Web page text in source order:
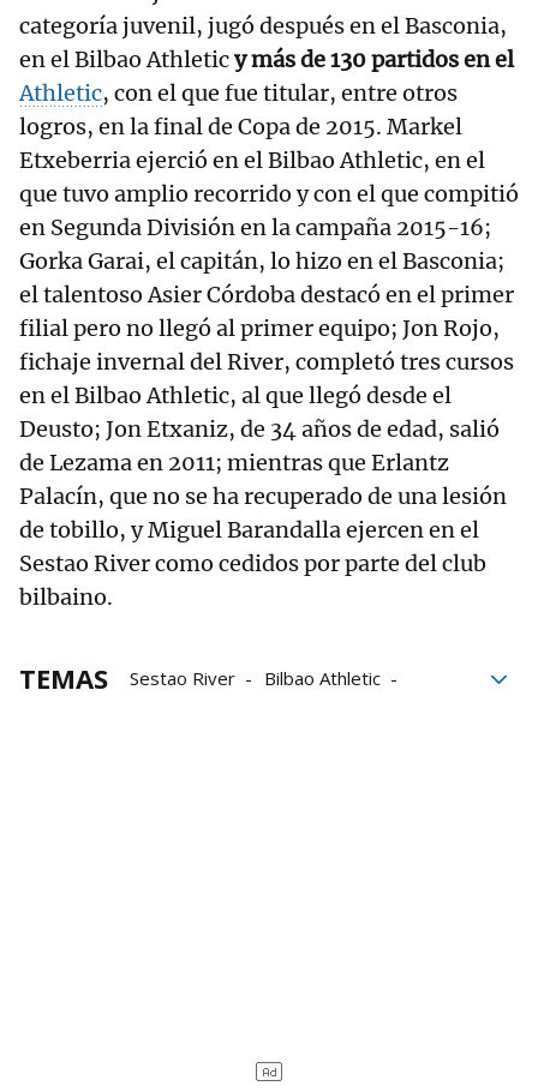
categoría juvenil, jugó después en el Basconia,
en el Bilbao Athleticy más de 130 partidos en el
Athletic, con el que fue titular, entre otros
logros, en la final de Copa de 2015. Markel
Etxeberria ejerció en el Bilbao Athletic, en el
que tuvo amplio recorrido y con el que compitió
en Segunda División en la campaña 2015-16;
Gorka Garai, el capitán, lo hizo en el Basconia;
el talentoso Asier Córdoba destacó en el primer
filial pero no llegó al primer equipo; Jon Rojo,
fichaje invernal del River, completó tres cursos
en el Bilbao Athletic, al que llegó desde el
Deusto; Jon Etxaniz, de 34 años de edad, salió
de Lezama en 2011; mientras que Erlantz
Palacín, que no se ha recuperado de una lesión
de tobillo, y Miguel Barandalla ejercen en el
Sestao River como cedidos por parte del club
bilbaino.
TEMAS Sestao River
Bilbao Athletic